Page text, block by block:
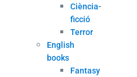
Ciència-
ficció
Terror
English
books
Fantasy